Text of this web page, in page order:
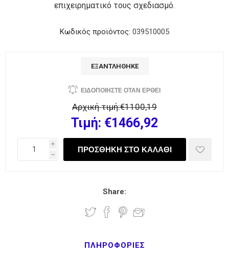
επιχειρηματικό τους σχεδιασμό.
Κωδικός προϊόντος: 039510005
ΕΞΑΝΤΛΉΘΗΚΕ
Αρχική τιμή:€1100,19
Τιμή: €1466,92
i
h
Share:
ΠΛΗΡΟΦΟΡΊΕΣ